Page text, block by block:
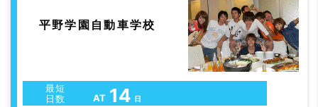
平野学園自動車学校
最短
日数
AT 14 日